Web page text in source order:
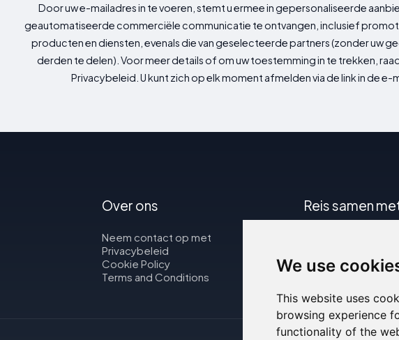
We use
This website uses
browsing experience
functionality of the
Door uw e-mailadres in te voeren, stemt u ermee in gepersonaliseerde
geautomatiseerde commerciële communicatie te ontvangen, inclusief
producten en diensten, evenals die van geselecteerde partners (zonder uw
derden te delen). Voor meer details of om uw toestemming in te trekken,
Privacybeleid. U kunt zich op elk moment afmelden via de link in de e-
Over ons
Neem contact op met
Privacybeleid
Cookie Policy
Terms and Conditions
Reis samen
Autoverhuur